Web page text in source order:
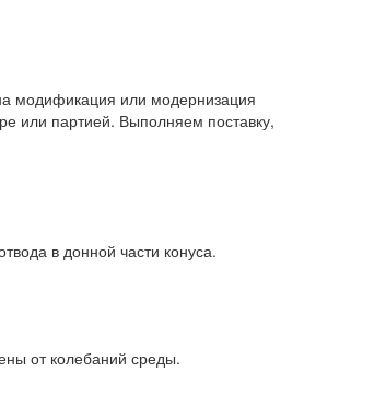
модификация или модернизация
или партией. Выполняем поставку,
в донной части конуса.
от колебаний среды.